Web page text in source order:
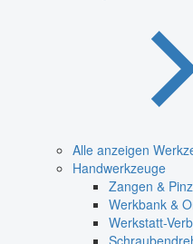
Alle anzeigen
Handwerkzeuge
Zangen &
Werkbank &
Werkstatt-